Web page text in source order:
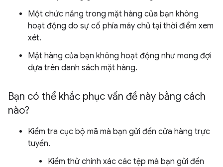
Một chức năng trong mặt hàng của bạn không
hoạt động do sự cố phía máy chủ tại thời điểm xem
xét.
Mặt hàng của bạn không hoạt động như mong đợi
dựa trên danh sách mặt hàng.
Bạn có thể khắc phục vấn đề này bằng cách
nào?
Kiểm tra cục bộ mã mà bạn gửi đến cửa hàng trực
tuyến.
Kiểm thử chính xác các tệp mà bạn gửi đến